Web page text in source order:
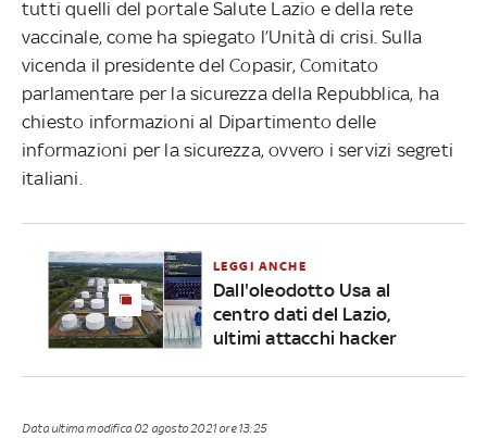
tutti quelli del portale Salute Lazio e della rete
vaccinale, come ha spiegato l’Unità di crisi. Sulla
vicenda il presidente del Copasir, Comitato
parlamentare per la sicurezza della Repubblica, ha
chiesto informazioni al Dipartimento delle
informazioni per la sicurezza, ovvero i servizi segreti
italiani.
LEGGI ANCHE
Dall'oleodotto Usa al
centro dati del Lazio,
ultimi attacchi hacker
Data ultima modifica 02 agosto 2021 ore 13:25